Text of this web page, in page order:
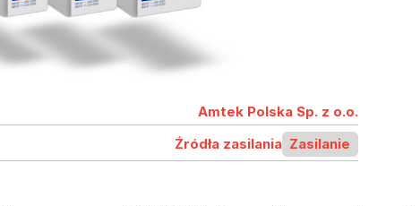
Amtek Polska Sp. z o.o.
Źródła zasilania Zasilanie